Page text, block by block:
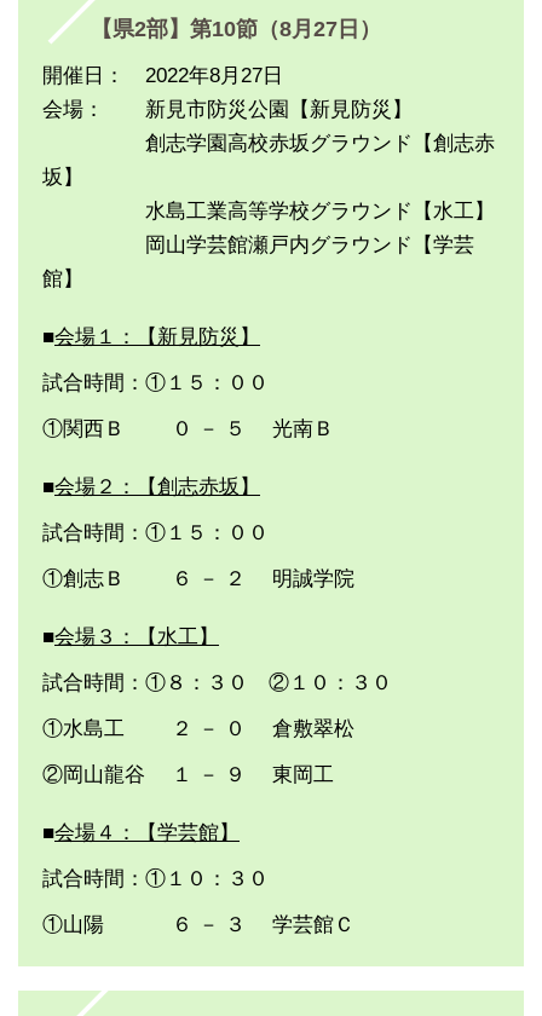
【県2部】第10節（8月27日）
開催日： 2022年8月27日
会場： 新見市防災公園【新見防災】
創志学園高校赤坂グラウンド【創志赤
坂】
水島工業高等学校グラウンド【水工】
岡山学芸館瀬戸内グラウンド【学芸
館】
■会場１：【新見防災】
試合時間：①１５：００
①関西Ｂ ０ － ５ 光南Ｂ
■会場２：【創志赤坂】
試合時間：①１５：００
①創志Ｂ ６ － ２ 明誠学院
■会場３：【水工】
試合時間：①８：３０ ②１０：３０
①水島工 ２ － ０ 倉敷翠松
②岡山龍谷 １ － ９ 東岡工
■会場４：【学芸館】
試合時間：①１０：３０
①山陽 ６ － ３ 学芸館Ｃ